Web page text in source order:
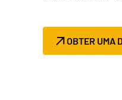
OBTER UMA